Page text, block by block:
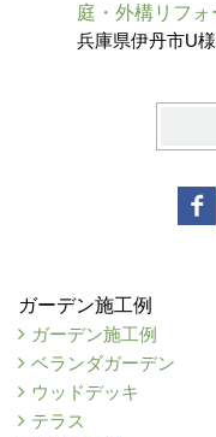
庭・外構リフ
兵庫県伊丹市U
ガーデン施工例
ガーデン施工例
ベランダガーデン
ウッドデッキ
テラス